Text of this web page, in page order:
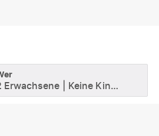
Erwachsene Keine Kinder